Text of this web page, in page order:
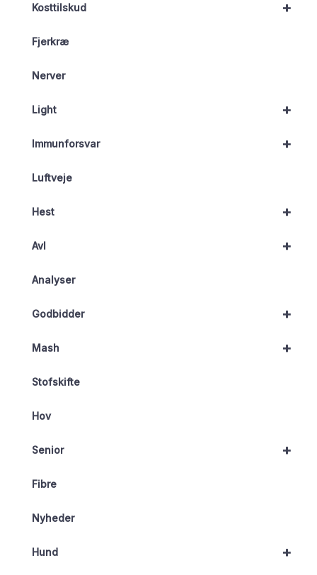
+
Kosttilskud
Fjerkræ
Nerver
+
Light
+
Immunforsvar
Luftveje
+
Hest
+
Avl
Analyser
+
Godbidder
+
Mash
Stofskifte
Hov
+
Senior
Fibre
Nyheder
+
Hund